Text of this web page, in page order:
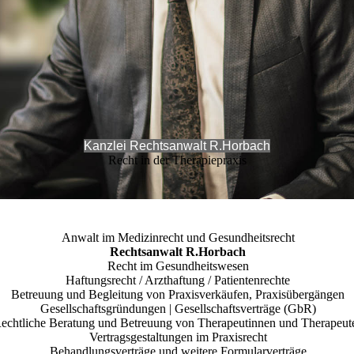
Kanzlei Rechtsanwalt R.Horbach
Recht in der Therapiepraxis
Anwalt im Medizinrecht und Gesundheitsrecht
Rechtsanwalt R.Horbach
Recht im Gesundheitswesen
Haftungsrecht / Arzthaftung / Patientenrechte
Betreuung und Begleitung von Praxisverkäufen, Praxisübergängen
Gesellschaftsgründungen | Gesellschaftsverträge (GbR)
Beratung und Betreuung von Therapeutinnen und
Vertragsgestaltungen im Praxisrecht
Behandlungsverträge und weitere Formularverträge